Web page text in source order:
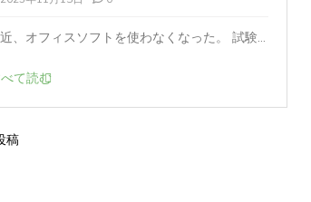
、オフィスソフトを使わなくなった。 試験...
て読む
稿